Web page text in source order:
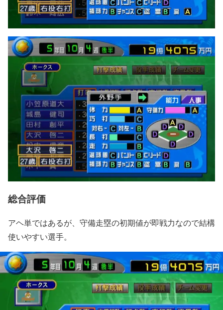
総合評価
アヘ単ではあるが、守備走塁の初期値が即戦力なので結構
使いやすい選手。